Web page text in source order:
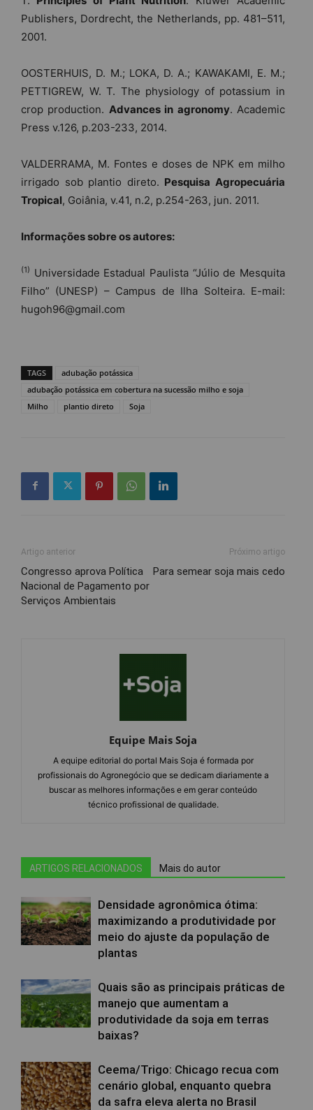
Publishers, Dordrecht, the Netherlands, pp. 481–511,
2001.
OOSTERHUIS, D. M.; LOKA, D. A.; KAWAKAMI, E. M.;
PETTIGREW, W. T. The physiology of potassium in
crop production. Advances in agronomy. Academic
Press v.126, p.203-233, 2014.
VALDERRAMA, M. Fontes e doses de NPK em milho
irrigado sob plantio direto. PesquisaAgropecuária
Tropical, Goiânia, v.41, n.2, p.254-263, jun. 2011.
Informações sobre os autores:
(1) Universidade Estadual Paulista “Júlio de Mesquita
Filho” (UNESP) – Campus de Ilha Solteira. E-mail:
hugoh96@gmail.com
TAGS
adubação potássica
adubação potássica em cobertura na sucessão milho e soja
Milho
plantio direto Soja
Artigo anterior
Congresso aprova Política
Nacional de Pagamento por
Serviços Ambientais
Próximo artigo
Para semear soja mais cedo
Equipe Mais Soja
A equipe editorial do portal Mais Soja é formada por
profissionais do Agronegócio que se dedicam diariamente a
buscar as melhores informações e em gerar conteúdo
técnico profissional de qualidade.
ARTIGOS RELACIONADOS Mais do autor
Densidade agronômica ótima:
maximizando a produtividade por
meio do ajuste da população de
plantas
Quais são as principais práticas de
manejo que aumentam a
produtividade da soja em terras
baixas?
Ceema/Trigo: Chicago recua com
cenário global, enquanto quebra
da safra eleva alerta no Brasil